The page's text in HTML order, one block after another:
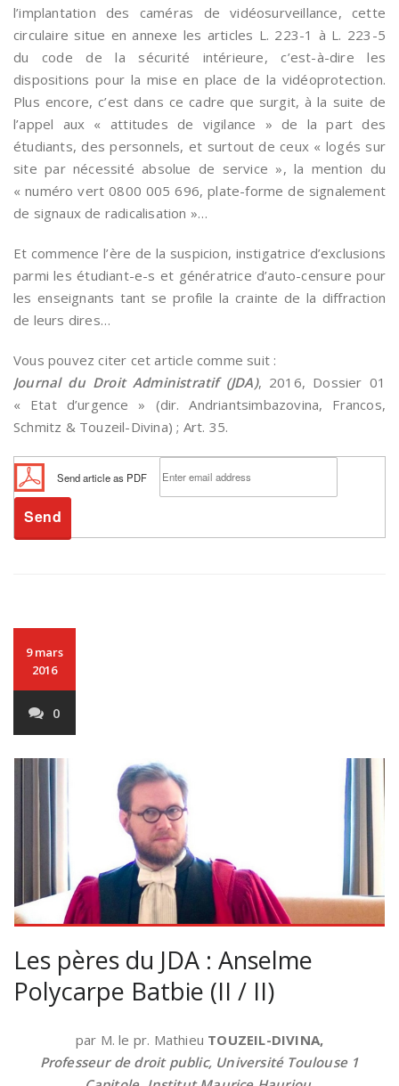
l’implantation des caméras de vidéosurveillance, cette
circulaire situe en annexe les articles L. 223-1 à L. 223-5
du code de la sécurité intérieure, c’est-à-dire les
dispositions pour la mise en place de la vidéoprotection.
Plus encore, c’est dans ce cadre que surgit, à la suite de
l’appel aux « attitudes de vigilance » de la part des
étudiants, des personnels, et surtout de ceux « logés sur
site par nécessité absolue de service », la mention du
« numéro vert 0800 005 696, plate-forme de signalement
de signaux de radicalisation »…
Et commence l’ère de la suspicion, instigatrice d’exclusions
parmi les étudiant-e-s et génératrice d’auto-censure pour
les enseignants tant se profile la crainte de la diffraction
de leurs dires…
Vous pouvez citer cet article comme suit :
Journal du Droit Administratif (JDA), 2016, Dossier 01
« Etat d’urgence » (dir. Andriantsimbazovina, Francos,
Schmitz & Touzeil-Divina) ; Art. 35.
Send article as PDF
9 mars
2016
0
Les pères du JDA : Anselme
Polycarpe Batbie (II / II)
par M. le pr. Mathieu TOUZEIL-DIVINA,
Professeur de droit public, Université Toulouse 1